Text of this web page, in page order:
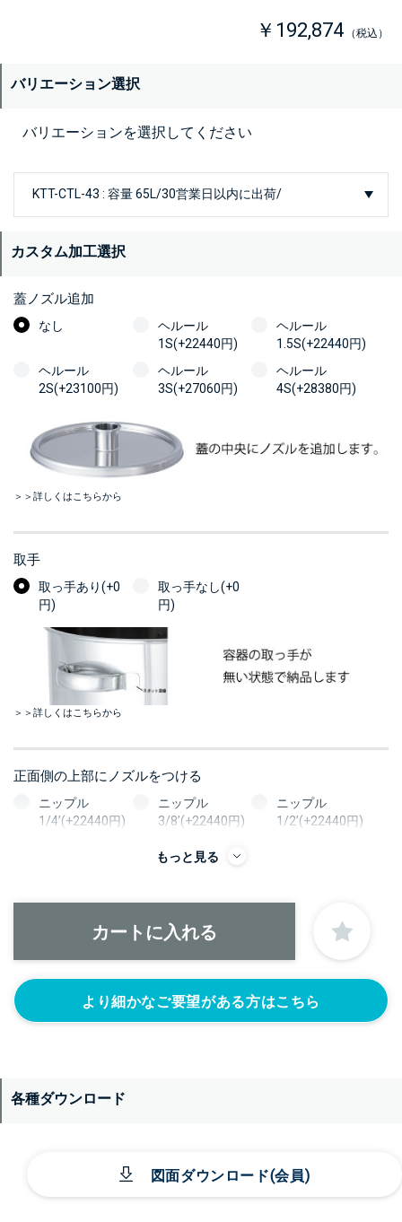
￥192,874 （税込）
バリエーション選択
バリエーションを選択してください
カスタム加工選択
蓋ノズル追加
なし
ヘルール
1S(+22440円)
ヘルール
1.5S(+22440円)
ヘルール
2S(+23100円)
ヘルール
3S(+27060円)
ヘルール
4S(+28380円)
＞＞詳しくはこちらから
取手
取っ手あり(+0
円)
取っ手なし(+0
円)
＞＞詳しくはこちらから
正面側の上部にノズルをつける
ニップル
1/4’(+22440円)
ニップル
3/8’(+22440円)
ニップル
1/2’(+22440円)
ソケット
3/8’(+22440円)
もっと見る
より細かなご要望がある方はこちら
各種ダウンロード
図面ダウンロード(会員)